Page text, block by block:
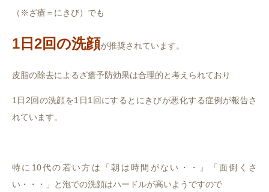
（※ざ瘡＝にきび）でも
1日2回の洗顔が推奨されています。
皮脂の除去によるざ瘡予防効果は合理的と考えられており
1日2回の洗顔を1日1回にするとにきびが悪化する症例が報告さ
れています。
特に10代の若い方は「朝は時間がない・・」「面倒くさ
い・・・」と泡での洗顔はハードルが高いようですので